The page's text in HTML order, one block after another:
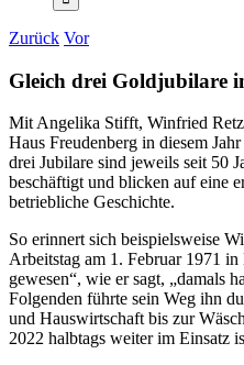
Zurück Vor
Gleich drei Goldjubilare
Mit Angelika Stifft, Winfried
Haus Freudenberg in diesem
drei Jubilare sind jeweils seit 50
beschäftigt und blicken auf eine
betriebliche Geschichte.
So erinnert sich beispielsweise
Arbeitstag am 1. Februar 1971 in
gewesen“, wie er sagt, „damals
Folgenden führte sein Weg ihn
und Hauswirtschaft bis zur
2022 halbtags weiter im Einsatz